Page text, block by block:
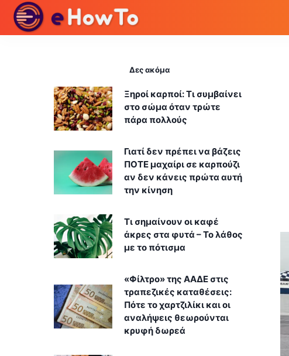
Δες ακόμα
Ξηροί καρποί: Τι συμβαίνει
στο σώμα όταν τρώτε
πάρα πολλούς
Γιατί δεν πρέπει να βάζεις
ΠΟΤΕ μαχαίρι σε καρπούζι
αν δεν κάνεις πρώτα αυτή
την κίνηση
Τι σημαίνουν οι καφέ
άκρες στα φυτά – Το λάθος
με το πότισμα
«Φίλτρο» της ΑΑΔΕ στις
τραπεζικές καταθέσεις:
Πότε το χαρτζιλίκι και οι
αναλήψεις θεωρούνται
κρυφή δωρεά